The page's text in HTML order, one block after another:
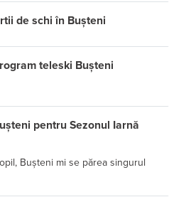
de schi în Bușteni
teleski Bușteni
pentru Sezonul Iarnă
Bușteni mi se părea singurul